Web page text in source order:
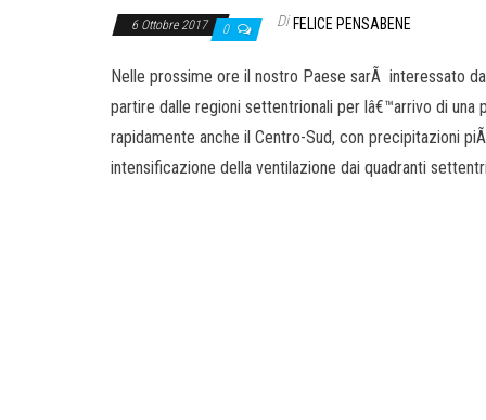
6 Ottobre 2017 0 Di FELICE PENSABENE
Nelle prossime ore il nostro Paese sarÃ interessato
partire dalle regioni settentrionali per lâ€™arrivo di
rapidamente anche il Centro-Sud, con precipitazioni
intensificazione della ventilazione dai quadranti